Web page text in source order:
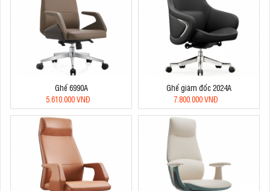
Ghế 6990A
5.610.000 VNĐ
Ghế giám đốc 2024A
7.800.000 VNĐ